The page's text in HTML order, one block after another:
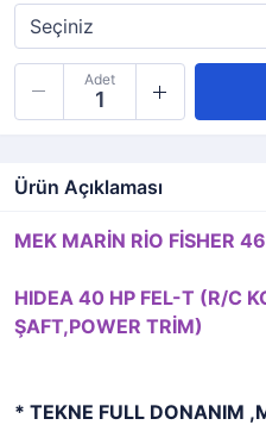
Adet
Ürün Açıklaması
MEK MARİN RİO FİSHER
HIDEA 40 HP FEL-T (R/C
ŞAFT,POWER TRİM)
* TEKNE FULL DONANIM